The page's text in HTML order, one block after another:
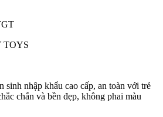
TOYS
nhập khẩu cao cấp, an toàn với trẻ
chắn và bền đẹp, không phai màu